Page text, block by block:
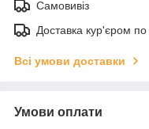
Самовивіз
Доставка кур'єром по
Всі умови доставки
Умови оплати